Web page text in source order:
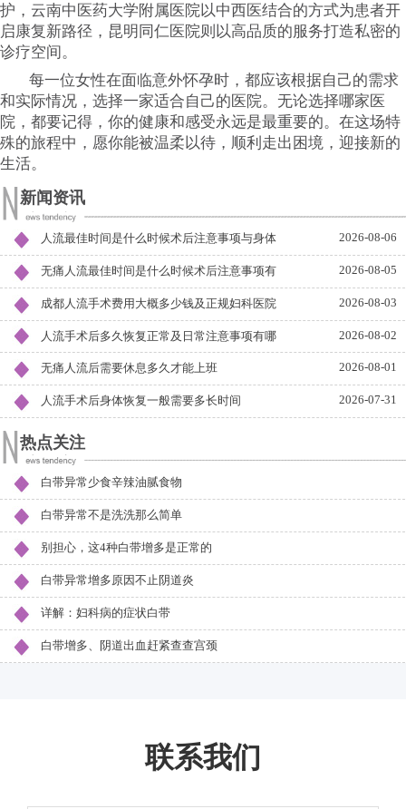
护，云南中医药大学附属医院以中西医结合的方式为患者开
启康复新路径，昆明同仁医院则以高品质的服务打造私密的
诊疗空间。
每一位女性在面临意外怀孕时，都应该根据自己的需求
和实际情况，选择一家适合自己的医院。无论选择哪家医
院，都要记得，你的健康和感受永远是最重要的。在这场特
殊的旅程中，愿你能被温柔以待，顺利走出困境，迎接新的
生活。
新闻资讯
人流最佳时间是什么时候术后注意事项与身体 2026-08-06
无痛人流最佳时间是什么时候术后注意事项有 2026-08-05
成都人流手术费用大概多少钱及正规妇科医院 2026-08-03
人流手术后多久恢复正常及日常注意事项有哪 2026-08-02
无痛人流后需要休息多久才能上班 2026-08-01
人流手术后身体恢复一般需要多长时间 2026-07-31
热点关注
白带异常少食辛辣油腻食物
白带异常不是洗洗那么简单
别担心，这4种白带增多是正常的
白带异常增多原因不止阴道炎
详解：妇科病的症状白带
白带增多、阴道出血赶紧查查宫颈
联系我们